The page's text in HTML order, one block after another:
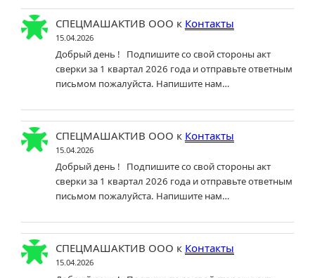
СПЕЦМАШАКТИВ ООО к Контакты
15.04.2026
Добрый день ! Подпишите со свой стороны акт
сверки за 1 квартал 2026 года и отправьте ответным
письмом пожалуйста. Напишите нам…
СПЕЦМАШАКТИВ ООО к Контакты
15.04.2026
Добрый день ! Подпишите со свой стороны акт
сверки за 1 квартал 2026 года и отправьте ответным
письмом пожалуйста. Напишите нам…
СПЕЦМАШАКТИВ ООО к Контакты
15.04.2026